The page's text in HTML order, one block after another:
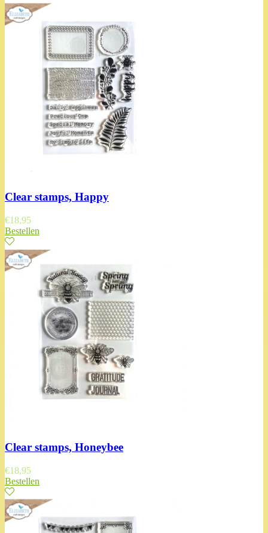
Clear stamps, Happy
€18,95
Bestellen
Clear stamps, Honeybee
€18,95
Bestellen